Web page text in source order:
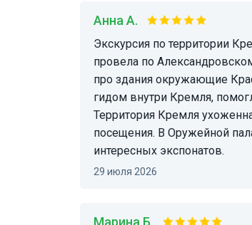
Анна А.
Экскурсия по территории Кремля с Оружейной палатой понравилась. Гид встретила и
провела по
про здания окружающие
гидом внутри Кремля,
Территория Кремля
посещения. В Оружейной
интересных экспонатов.
29 июля 2026
Марина Б.